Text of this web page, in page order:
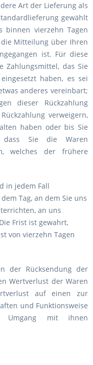
Art der Lieferung als
gewählt
binnen vierzehn Tagen
Mitteilung über Ihren
ist. Für diese
Zahlungsmittel, das Sie
haben, es sei
anderes vereinbart;
dieser Rückzahlung
verweigern,
haben oder bis Sie
dass Sie die Waren
welches der frühere
in jedem Fall
Tag, an dem Sie uns
an uns
Frist ist gewahrt,
von vierzehn Tagen
der Rücksendung der
Wertverlust der Waren
auf einen zur
und Funktionsweise
Umgang mit ihnen